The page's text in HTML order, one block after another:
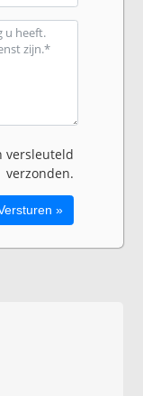
versleuteld
verzonden.